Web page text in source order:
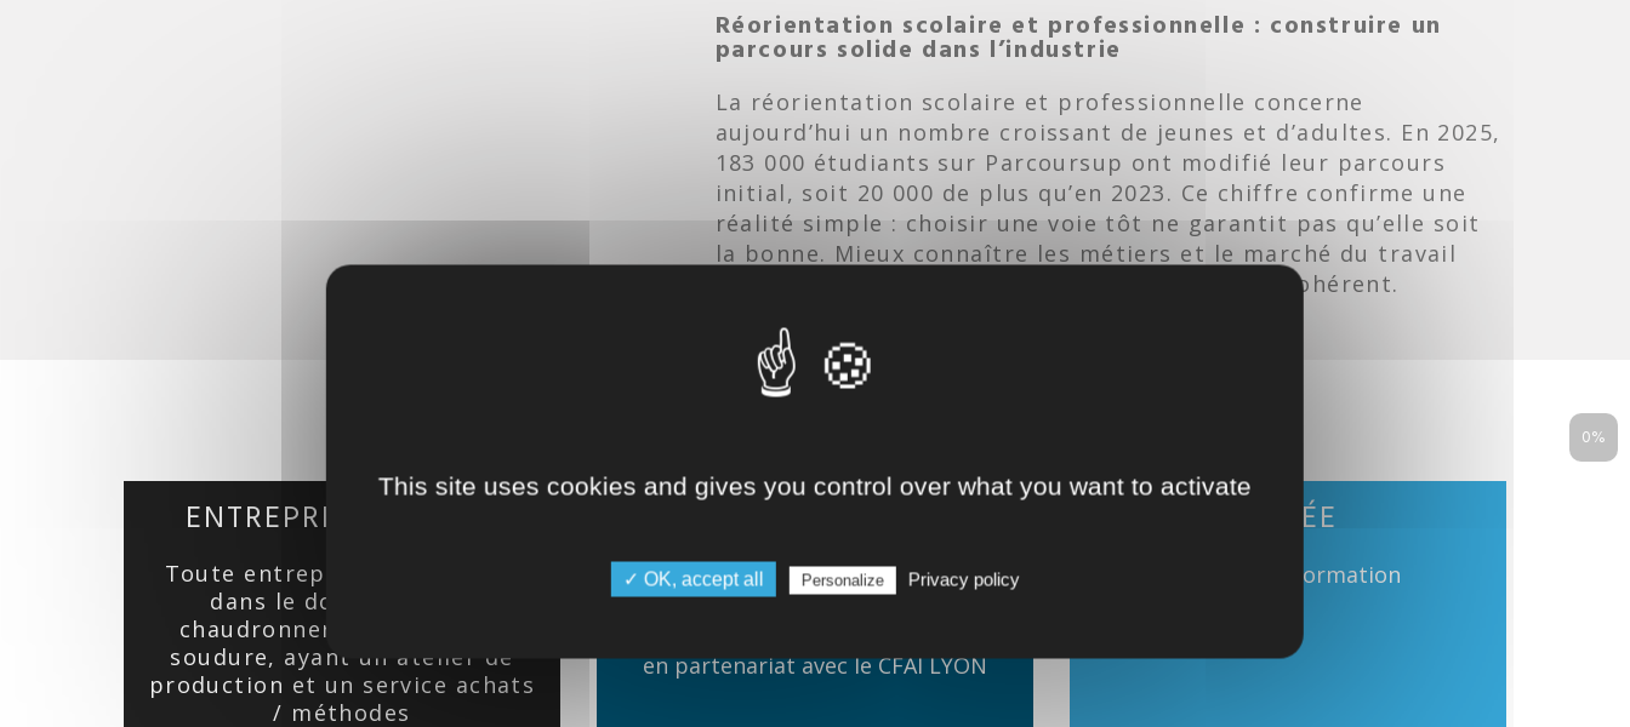
Réorientation scolaire et professionnelle : construire un
parcours solide dans l’industrie
La réorientation scolaire et professionnelle concerne
aujourd’hui un nombre croissant de jeunes et d’adultes. En 2025,
183 000 étudiants sur Parcoursup ont modifié leur parcours
initial, soit 20 000 de plus qu’en 2023. Ce chiffre confirme une
réalité simple : choisir une voie tôt ne garantit pas qu’elle soit
la bonne. Mieux connaître les métiers et le marché du travail
devient essentiel pour construire un parcours cohérent.
ENTREPRISES CIBLES
Toute entreprise industrielle
dans le domaine de la
chaudronnerie, tuyauterie,
soudure, ayant un atelier de
production et un service achats
/ méthodes
Licence Professionnelle délivrée par
l'Université Claude Bernard Lyon 1,
en partenariat avec le CFAI LYON
DURÉE
12 mois de formation
0%
This site uses cookies and gives you control over what you want to activate
✓ OK, accept all Personalize Privacy policy